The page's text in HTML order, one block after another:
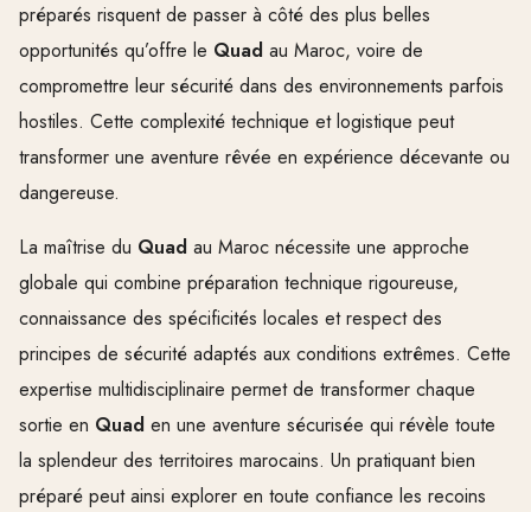
préparés risquent de passer à côté des plus belles
opportunités qu’offre le Quad au Maroc, voire de
compromettre leur sécurité dans des environnements parfois
hostiles. Cette complexité technique et logistique peut
transformer une aventure rêvée en expérience décevante ou
dangereuse.
La maîtrise du Quad au Maroc nécessite une approche
globale qui combine préparation technique rigoureuse,
connaissance des spécificités locales et respect des
principes de sécurité adaptés aux conditions extrêmes. Cette
expertise multidisciplinaire permet de transformer chaque
sortie en Quad en une aventure sécurisée qui révèle toute
la splendeur des territoires marocains. Un pratiquant bien
préparé peut ainsi explorer en toute confiance les recoins